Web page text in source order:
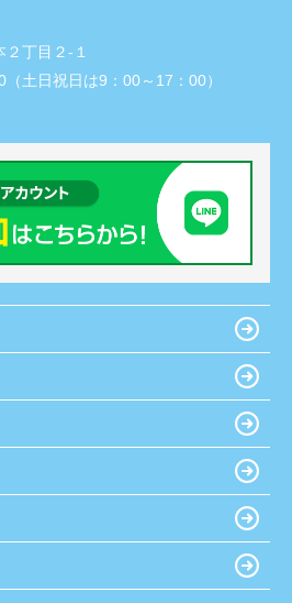
丁目２-１
土日祝日は9：00～17：00）